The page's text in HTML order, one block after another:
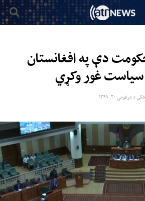
دې په افغانستان
غور وکړي
د مرغومی ۳۰, ۱۳۹۹